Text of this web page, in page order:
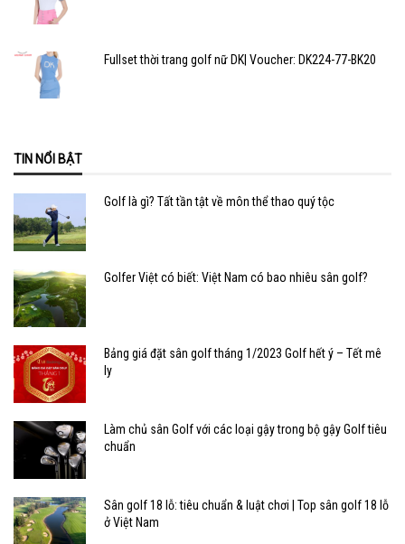
Fullset thời trang golf nữ DK| Voucher: DK224-77-BK20
TIN NỔI BẬT
Golf là gì? Tất tần tật về môn thể thao quý tộc
Golfer Việt có biết: Việt Nam có bao nhiêu sân golf?
Bảng giá đặt sân golf tháng 1/2023 Golf hết ý – Tết mê
ly
Làm chủ sân Golf với các loại gậy trong bộ gậy Golf tiêu
chuẩn
Sân golf 18 lỗ: tiêu chuẩn & luật chơi | Top sân golf 18 lỗ
ở Việt Nam